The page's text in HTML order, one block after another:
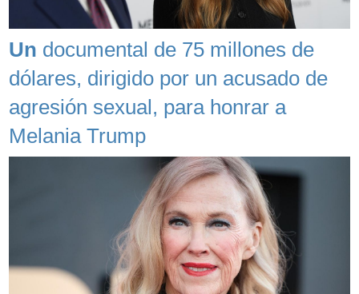
Un documental de 75 millones de
dólares, dirigido por un acusado de
agresión sexual, para honrar a
Melania Trump